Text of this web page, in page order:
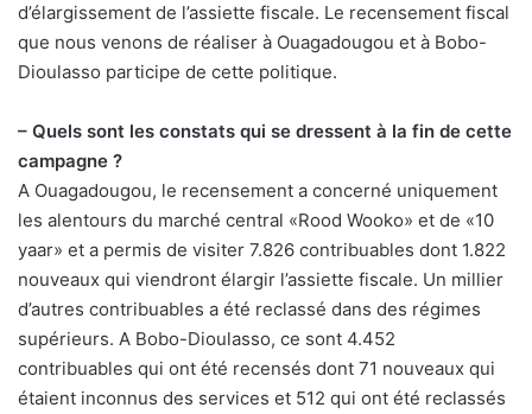
d’élargissement de l’assiette fiscale. Le recensement fiscal
que nous venons de réaliser à Ouagadougou et à Bobo-
Dioulasso participe de cette politique.
– Quels sont les constats qui se dressent à la fin de cette
campagne ?
A Ouagadougou, le recensement a concerné uniquement
les alentours du marché central «Rood Wooko» et de «10
yaar» et a permis de visiter 7.826 contribuables dont 1.822
nouveaux qui viendront élargir l’assiette fiscale. Un millier
d’autres contribuables a été reclassé dans des régimes
supérieurs. A Bobo-Dioulasso, ce sont 4.452
contribuables qui ont été recensés dont 71 nouveaux qui
étaient inconnus des services et 512 qui ont été reclassés